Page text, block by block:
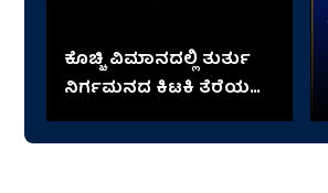
ಕೊಚ್ಚಿ ವಿಮಾನದಲ್ಲಿ ತುರ್ತು
ನಿರ್ಗಮನದ ಕಿಟಕಿ ತೆರೆಯಲು
ಯತ್ನಿಸಿದ ವ್ಯಕ್ತಿ;
ಆಮೇಲೇನಾಯ್ತು?